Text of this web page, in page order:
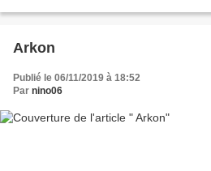
Arkon
Publié le 06/11/2019 à 18:52
Par nino06